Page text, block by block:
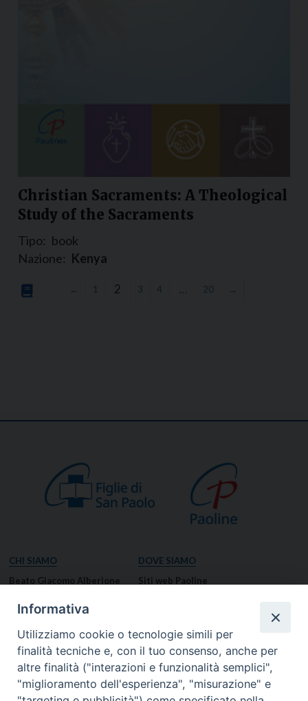
Christian Sacraments: A Theological
Study of the Sacraments
Tipo: book
Nazione: Kenya
← 1 2 3 4 … 20 →
CHI SIAMO
Beato Giacomo Alberione
Missione Paolina
Luoghi delle Origini
Governo Generale
DOVE SIAMO
Siti web Paoline
Notizie dal governo generale
Notizie in breve
RISORSE
Informativa
Utilizziamo cookie o tecnologie simili per
finalità tecniche e, con il tuo consenso, anche per
altre finalità ("interazioni e funzionalità semplici",
"miglioramento dell'esperienza", "misurazione" e